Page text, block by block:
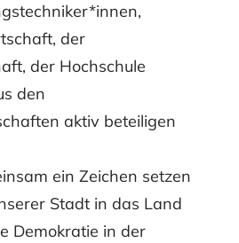
der
der Hochschule
den
aktiv beteiligen
ein Zeichen setzen
Stadt in das Land
Demokratie in der